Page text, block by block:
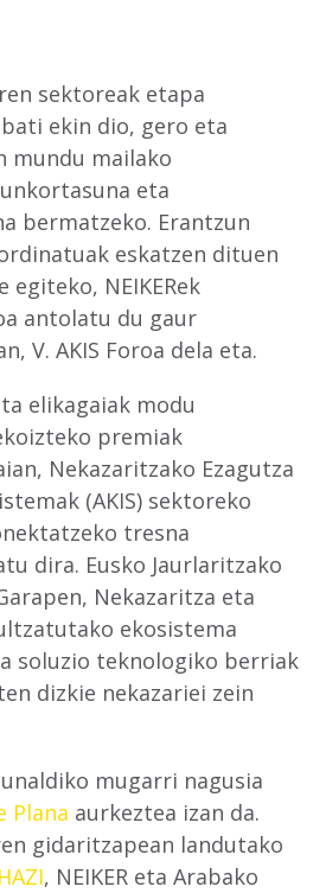
sektoreak etapa
ekin dio, gero eta
mundu mailako
eta
bermatzeko. Erantzun
eskatzen dituen
NEIKERek
antolatu du gaur
V. AKIS Foroa dela eta.
elikagaiak modu
premiak
Nekazaritzako Ezagutza
(AKIS) sektoreko
tresna
dira. Eusko Jaurlaritzako
Nekazaritza eta
ekosistema
soluzio teknologiko berriak
dizkie nekazariei zein
mugarri nagusia
Plana aurkeztea izan da.
gidaritzapean landutako
HAZI, NEIKER eta Arabako